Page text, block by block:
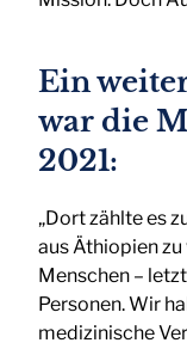
Ein
war die
2021:
„Dort zählte es
aus Äthiopien
Menschen –
Personen. Wir
medizinische